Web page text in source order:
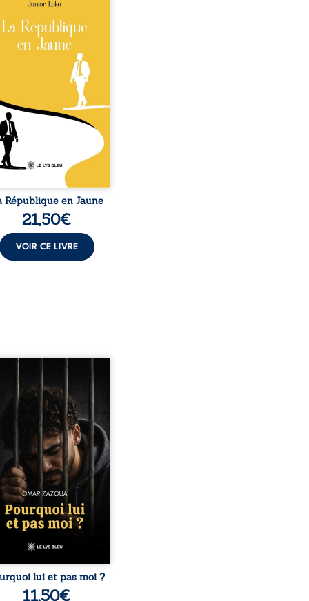
la naissance de
de races différentes
l’ordre établi :
est Noir et Junior est
bien que nés d’un
de Noirs. Très vite,
attire les médias
et transforme
blanc en une figure
sacrée, investie,
certains, d’une mission
Cependant, sous
couvert de ...
République en Jaune
21,50€
VOIR CE LIVRE
lui et pas moi ?
le parcours de l’auteur
par les mauvais choix,
et l’épreuve de
Mais il dévoile
les espoirs qui lui
de ne pas renoncer.
d’une histoire
ce témoignage
le destin, la
la résilience et
de se
malgré les
obstacles. Un ouvrage ...
lui et pas moi ?
11,50€